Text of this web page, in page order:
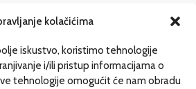
kolačićima
iskustvo, koristimo tehnologije
i/ili pristup informacijama o
tehnologije omogućit će nam obradu